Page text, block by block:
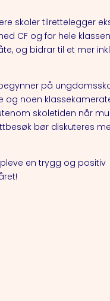
skoler tilrettelegger
CF og for hele
og bidrar til et mer
på
noen
skoletiden når
bør diskuteres
en trygg og positiv